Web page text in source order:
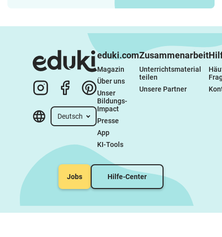
Deutsch
eduki.com
Magazin
Über uns
Unser
Bildungs-
Impact
Presse
App
KI-Tools
Zusammenarbeit
Unterrichtsmaterial
teilen
Unsere Partner
Jobs Hilfe-Center